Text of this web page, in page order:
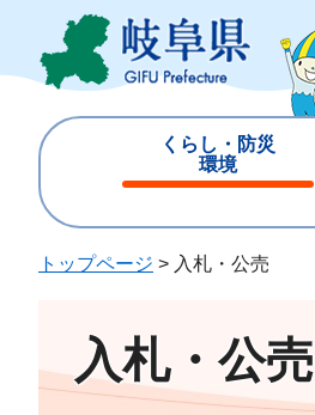
ジ
ュ
くらし・防災
環境
じ
トップページ > 入札・公売
入札・公売